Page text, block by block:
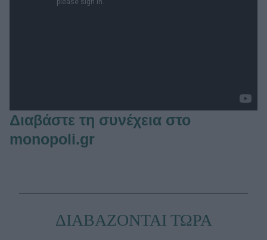
Διαβάστε τη συνέχεια στο
monopoli.gr
ΔΙΑΒΑΖΟΝΤΑΙ ΤΩΡΑ